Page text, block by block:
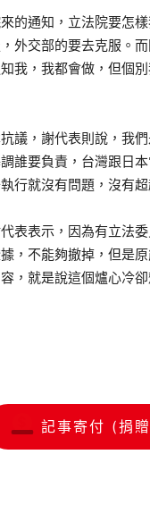
的通知，立法院要怎
外交部的要去克服。
我，我都會做，但個
議，謝代表則說，我
誰要負責，台灣跟日
行就沒有問題，沒有
表表示，因為有立法
，不能夠撤掉，但是
，就是說這個爐心冷
記事寄付 (捐